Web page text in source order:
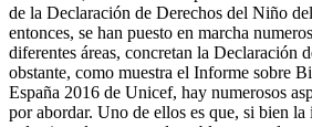
de la Decla­ración de Dere­chos del Niño
entonces, se han puesto en marcha
diferentes áreas, concretan la Declaración
obstante, como muestra el Informe sobre
España 2016 de Unicef, hay numerosos
por abordar. Uno de ellos es que, si bien